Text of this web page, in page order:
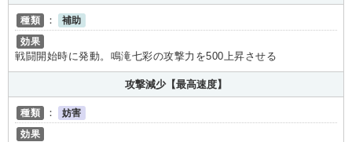
種類 ：
補助
効果
戦闘開始時に発動。鳴滝七彩の攻撃力を500上昇させる
攻撃減少【最高速度】
種類 ：
妨害
効果